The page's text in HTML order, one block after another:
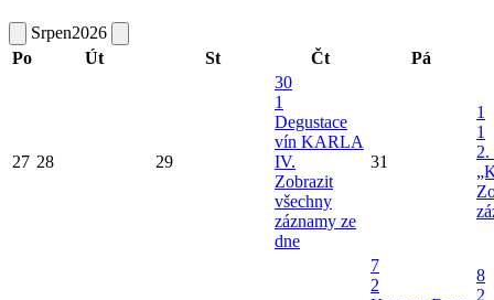
Srpen2026
Po
Út St Čt Pá
27 28 29
30
1
Degustace
vín KARLA
IV.
Zobrazit
všechny
záznamy ze
dne
31
1
1
2.
7
2
8
2